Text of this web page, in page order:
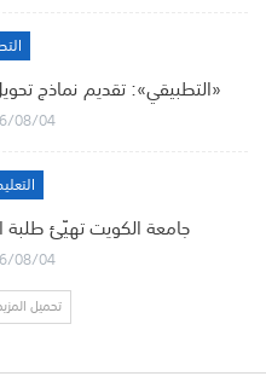
«التطبيقي»: تقديم نماذج
08/04
جامعة الكويت تهيّئ طلبة
08/04
تحميل